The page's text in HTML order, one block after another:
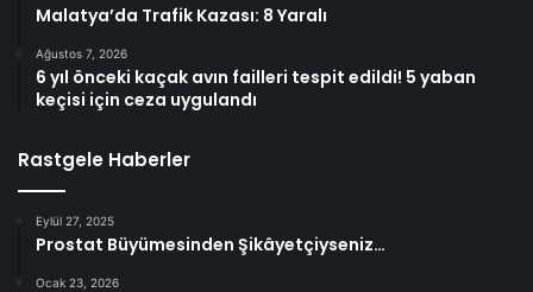
Malatya’da Trafik Kazası: 8 Yaralı
Ağustos 7, 2026
6 yıl önceki kaçak avın failleri tespit edildi! 5 yaban
keçisi için ceza uygulandı
Rastgele Haberler
Eylül 27, 2025
Prostat Büyümesinden Şikâyetçiyseniz…
Ocak 23, 2026